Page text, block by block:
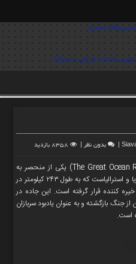
| بدون نظر| 8358 بازدید
صدای استرالیا – گریت اوشن رود (The Great Ocean Road) یکی از منحصر به
فردترین جاذبه‌های توریستی ایالت ویکتوریا و استرالیاست که به طول ۲۴۳ کیلومتر در
کننده قرار گرفته است. این جاده در
۱۹۳۲ توسط سربازان از جنگ بازگشته و به عنوان یادبود سربازان
است.